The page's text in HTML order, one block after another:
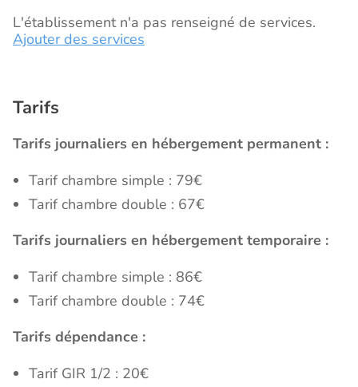
L'établissement n'a pas renseigné de services.
Ajouter des services
Tarifs
Tarifs journaliers en hébergement permanent :
Tarif chambre simple : 79€
Tarif chambre double : 67€
Tarifs journaliers en hébergement temporaire :
Tarif chambre simple : 86€
Tarif chambre double : 74€
Tarifs dépendance :
Tarif GIR 1/2 : 20€